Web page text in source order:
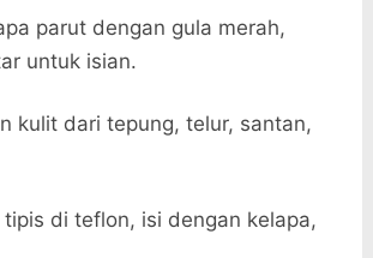
parut dengan gula merah,
untuk isian.
kulit dari tepung, telur, santan,
di teflon, isi dengan kelapa,